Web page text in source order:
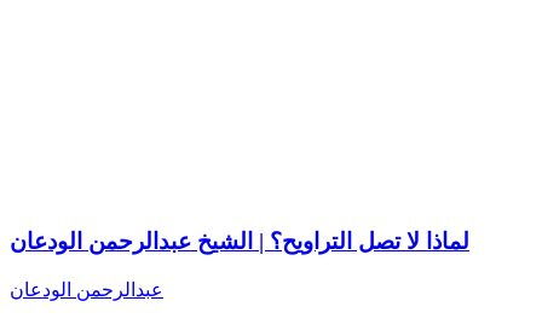
لماذا لا تصل التراويح؟ | الشيخ عبدالرحمن الودعان
عبدالرحمن الودعان